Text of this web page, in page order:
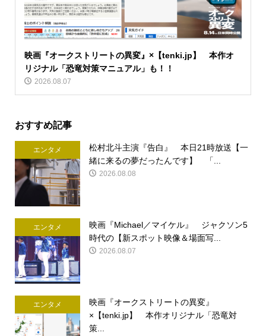
映画『オークストリートの異変』×【tenki.jp】 本作オ
リジナル「恐竜対策マニュアル」も！！
2026.08.07
おすすめ記事
エンタメ
松村北斗主演『告白』 本日21時放送【一
緒に来るの夢だったんです】 「...
2026.08.08
エンタメ
映画『Michael／マイケル』 ジャクソン5
時代の【新スポット映像＆場面写...
2026.08.07
エンタメ
映画『オークストリートの異変』
×【tenki.jp】 本作オリジナル「恐竜対
策...